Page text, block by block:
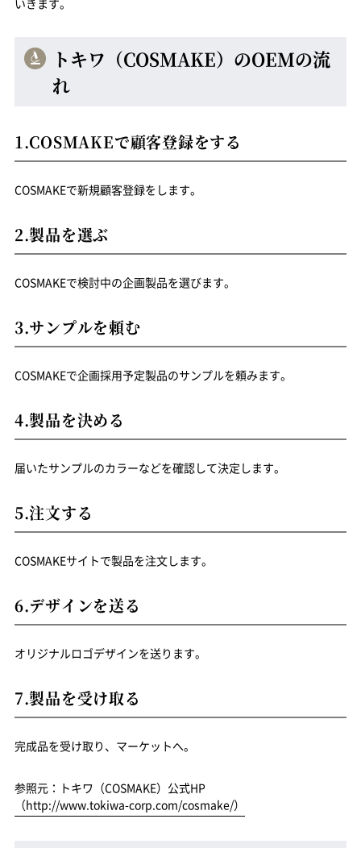
トキワ（COSMAKE）のOEMの流
れ
1.COSMAKEで顧客登録をする
COSMAKEで新規顧客登録をします。
2.製品を選ぶ
COSMAKEで検討中の企画製品を選びます。
3.サンプルを頼む
COSMAKEで企画採用予定製品のサンプルを頼みます。
4.製品を決める
届いたサンプルのカラーなどを確認して決定します。
5.注文する
COSMAKEサイトで製品を注文します。
6.デザインを送る
オリジナルロゴデザインを送ります。
7.製品を受け取る
完成品を受け取り、マーケットへ。
参照元：トキワ（COSMAKE）公式HP
（http://www.tokiwa-corp.com/cosmake/）